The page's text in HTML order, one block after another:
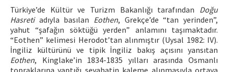
Türkiye’de Kültür ve Turizm Bakanlığı tarafından Doğu
Hasretiadıyla basılan Eothen, Grekçe’de “tan yerinden”,
yahut “şafağın söktüğü yerden” anlamını taşımaktadır.
“Eothen” kelimesi Herodot’tan alınmıştır (Uysal 1982: IV).
İngiliz kültürünü ve tipik İngiliz bakış açısını yansıtan
Eothen, Kinglake’in 1834-1835 yılları arasında Osmanlı
topraklarına yaptığı seyahatin kaleme alınmasıyla ortaya